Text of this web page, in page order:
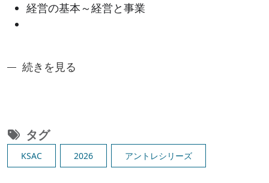
経営の基本～経営と事業
奈良先端アントレシリーズ2：技術者の大学発ベ
続きを見る
タグ
KSAC 2026 アントレシリーズ